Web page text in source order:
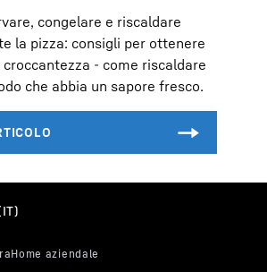
congelare e riscaldare
la pizza: consigli per ottenere
- come riscaldare
che abbia un sapore fresco.